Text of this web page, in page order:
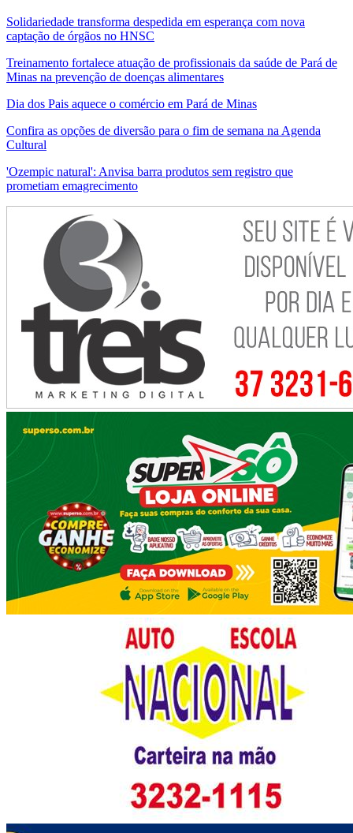
Solidariedade transforma despedida em esperança com nova
captação de órgãos no HNSC
Treinamento fortalece atuação de profissionais da saúde de Pará de
Minas na prevenção de doenças alimentares
Dia dos Pais aquece o comércio em Pará de Minas
Confira as opções de diversão para o fim de semana na Agenda
Cultural
'Ozempic natural': Anvisa barra produtos sem registro que
prometiam emagrecimento